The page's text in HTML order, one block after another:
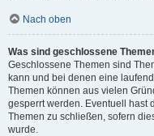
Nach oben
Was sind geschlossene
Geschlossene Themen sind
kann und bei denen eine
Themen können aus vielen
gesperrt werden. Eventuell hast
Themen zu schließen, sofern
wurde.